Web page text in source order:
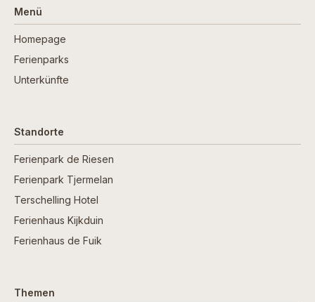
Menü
Homepage
Ferienparks
Unterkünfte
Standorte
Ferienpark de Riesen
Ferienpark Tjermelan
Terschelling Hotel
Ferienhaus Kijkduin
Ferienhaus de Fuik
Themen